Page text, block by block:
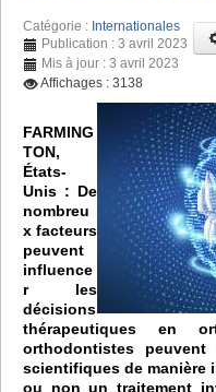
Catégorie : Internationales
Publication : 3 avril 2023
Mis à jour : 3 avril 2023
Affichages : 3138
FARMING
TON,
États-
Unis : De
nombreu
x facteurs
peuvent
influence
r les
décisions
thérapeutiques en
orthodontistes
scientifiques de manière
ou non un traitement